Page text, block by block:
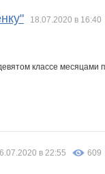
18.07.2020 в 16:40
классе месяцами
в 22:55 609